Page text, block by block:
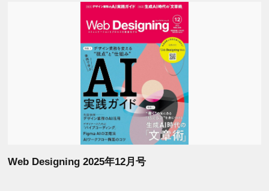
Web Designing 2025年12月号